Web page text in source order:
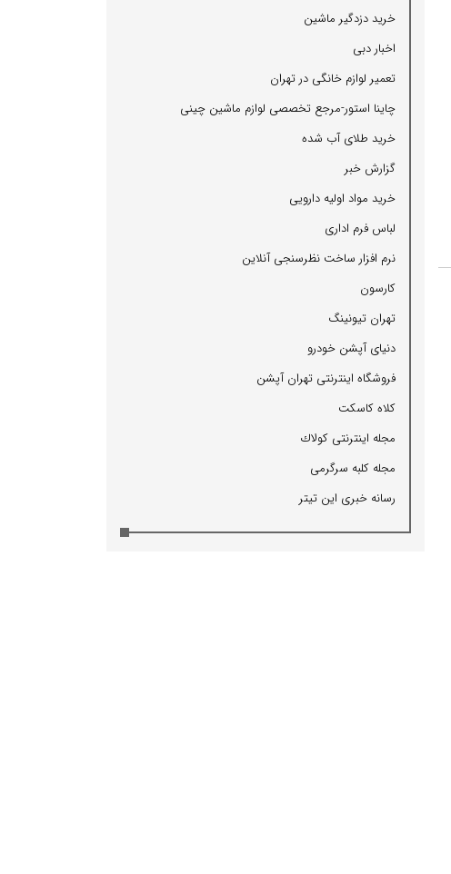
خرید دزدگیر ماشین
اخبار دبی
تعمیر لوازم خانگی در تهران
چاینا استور-مرجع تخصصی لوازم ماشین چینی
خرید طلای آب شده
گزارش خبر
خرید مواد اولیه دارویی
لباس فرم اداری
نرم افزار ساخت نظرسنجی آنلاین
كارسون
تهران تیونینگ
دنیای آپشن خودرو
فروشگاه اینترنتی تهران آپشن
كلاه كاسكت
مجله اینترنتی كولاك
مجله كلبه سرگرمی
رسانه خبری این تیتر